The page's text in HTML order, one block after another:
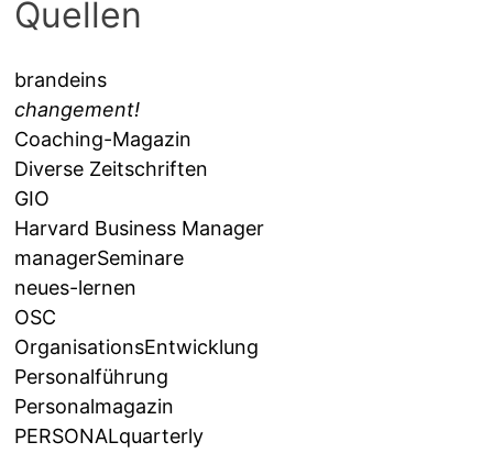
Quellen
brandeins
changement!
Coaching-Magazin
Diverse Zeitschriften
GIO
Harvard Business Manager
managerSeminare
neues-lernen
OSC
OrganisationsEntwicklung
Personalführung
Personalmagazin
PERSONALquarterly